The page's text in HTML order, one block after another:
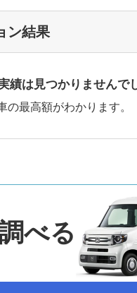
ン結果
績は見つかりませんで
最高額がわかります。
べる